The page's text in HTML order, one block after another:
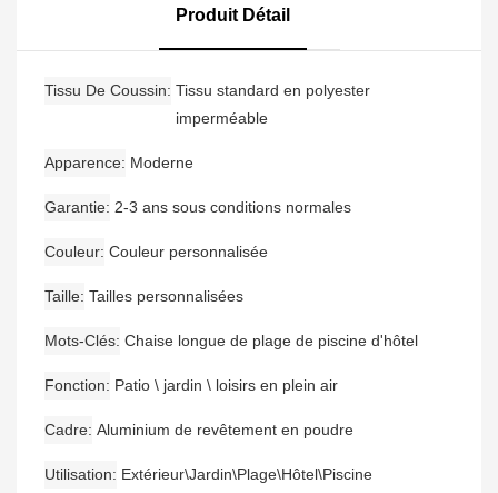
Produit Détail
Tissu De Coussin Tissu standard en polyester
imperméable
Apparence Moderne
Garantie 2-3 ans sous conditions normales
Couleur Couleur personnalisée
Taille Tailles personnalisées
Mots-Clés Chaise longue de plage de piscine d'hôtel
Fonction Patio \ jardin \ loisirs en plein air
Cadre Aluminium de revêtement en poudre
Utilisation Extérieur\Jardin\Plage\Hôtel\Piscine